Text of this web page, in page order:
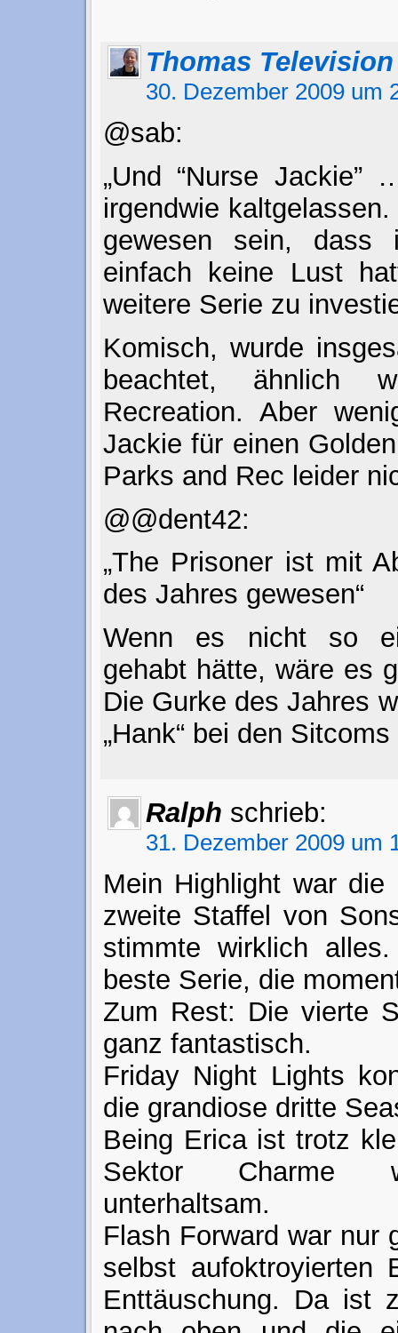
Thomas Television
30. Dezember 2009 um
@sab:
„Und “Nurse
irgendwie
gewesen sein,
einfach keine Lust
weitere Serie zu
Komisch, wurde
beachtet, ähnlich
Recreation. Aber
Jackie für einen
Parks and Rec leider
@@dent42:
„The Prisoner ist mit
des Jahres gewesen“
Wenn es nicht so
gehabt hätte, wäre es
Die Gurke des Jahres
„Hank“ bei den
Ralph schrieb:
31. Dezember 2009 um
Mein Highlight war die
zweite Staffel von
stimmte wirklich
beste Serie, die
Zum Rest: Die vierte
ganz fantastisch.
Friday Night Lights
die grandiose dritte
Being Erica ist trotz
Sektor Charme
unterhaltsam.
Flash Forward war nur
selbst aufoktroyierten
Enttäuschung. Da ist